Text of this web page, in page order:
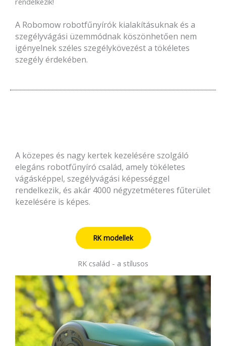
A Robomow robotfűnyírók kialakításuknak és a
szegélyvágási üzemmódnak köszönhetően nem
igényelnek széles szegélykövezést a tökéletes
szegély érdekében.
A közepes és nagy kertek kezelésére szolgáló
elegáns robotfűnyíró család, amely tökéletes
vágásképpel, szegélyvágási képességgel
rendelkezik, és akár 4000 négyzetméteres fűterület
kezelésére is képes.
RK modellek
RK család - a stílusos